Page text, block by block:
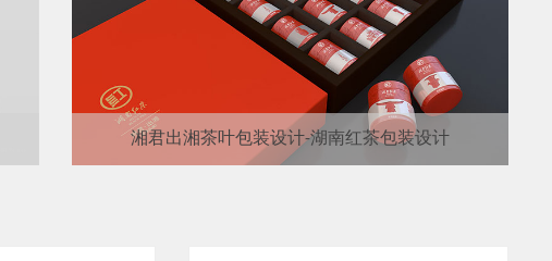
湘君出湘茶叶包装设计-湖南红茶包装设计